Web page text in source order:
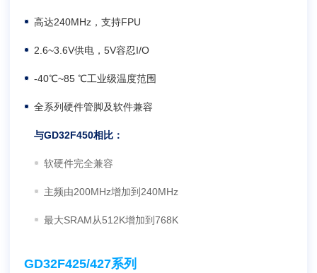
高达240MHz，支持FPU
2.6~3.6V供电，5V容忍I/O
-40℃~85 ℃工业级温度范围
全系列硬件管脚及软件兼容
与GD32F450相比：
软硬件完全兼容
主频由200MHz增加到240MHz
最大SRAM从512K增加到768K
GD32F425/427系列